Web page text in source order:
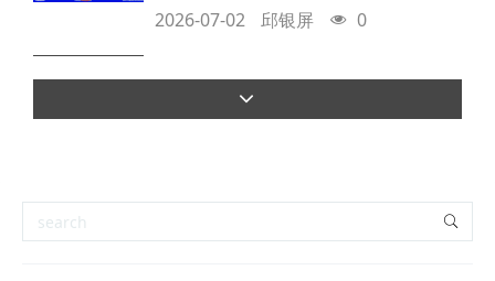
2026-07-02
邱银屏 0